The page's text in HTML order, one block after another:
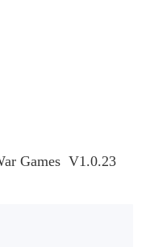
WW2 Sniper 3D: FPS War Games V1.0.23